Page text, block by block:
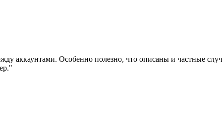
аккаунтами. Особенно полезно, что описаны и частные
"